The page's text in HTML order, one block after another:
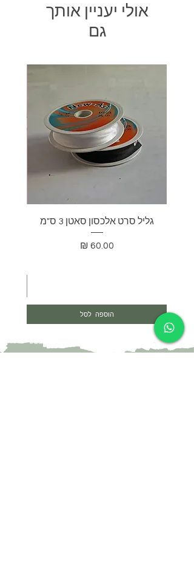
אולי יעניין אותך
גם
גליל סרט אלכסון סאטן 3 ס"מ
מחיר
הוספה לסל